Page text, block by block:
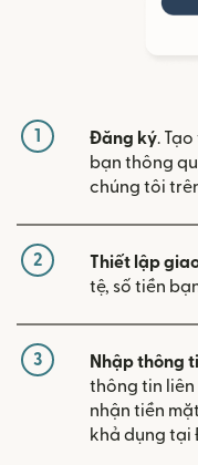
1 Đăng ký.
bạn thông
chúng tôi
2 Thiết lập
tệ, số tiền
3 Nhập thông
thông tin liên
nhận tiền
khả dụng tại